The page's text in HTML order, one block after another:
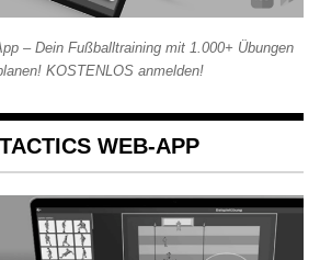
– Dein Fußballtraining mit 1.000+ Übungen
KOSTENLOS anmelden!
WEB-APP